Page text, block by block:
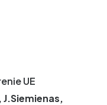
UE
J.Siemienas,